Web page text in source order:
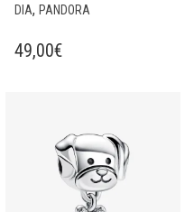
DIA, PANDORA
49,00€